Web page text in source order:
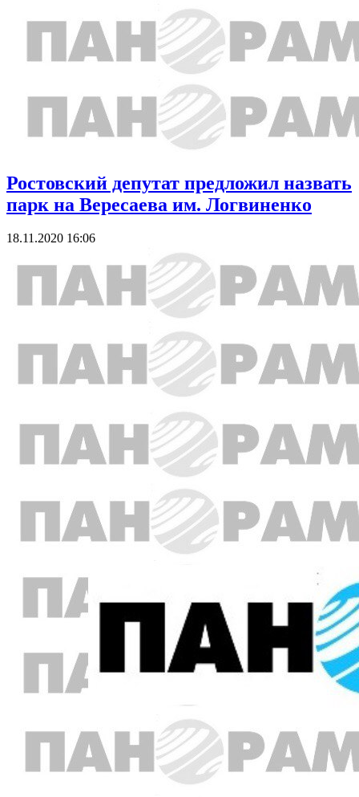
Ростовский депутат предложил назвать
парк на Вересаева им. Логвиненко
18.11.2020 16:06